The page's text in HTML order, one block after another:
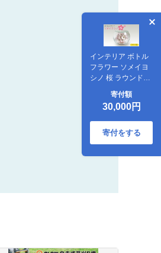
インテリア ボトル
フラワー ソメイヨ
シノ 桜 ラウンド型
置物 ドライフラワ
ー 花 ギフト 上越市
新潟
寄付額
30,000円
寄付をする